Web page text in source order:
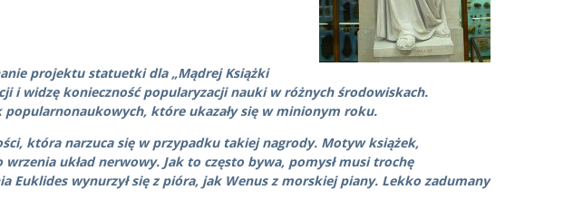
projektu statuetki dla „Mądrej Książki
i widzę konieczność popularyzacji nauki w różnych środowiskach.
które ukazały się w minionym roku.
która narzuca się w przypadku takiej nagrody. Motyw książek,
układ nerwowy. Jak to często bywa, pomysł musi trochę
Euklides wynurzył się z pióra, jak Wenus z morskiej piany. Lekko zadumany